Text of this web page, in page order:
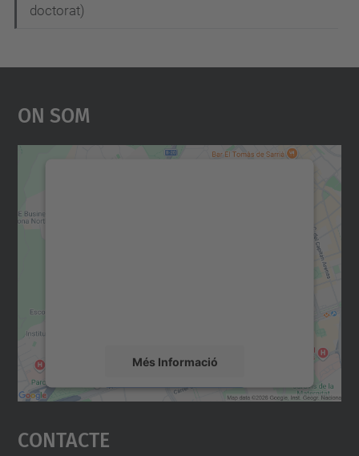
doctorat)
On Som
Més Informació
Accepta
powered by
Contacte